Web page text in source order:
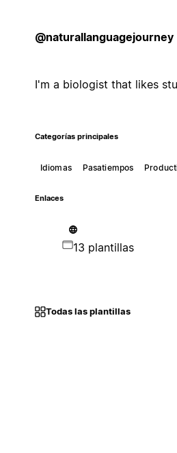
@naturallanguagejourney
I'm a biologist that likes
Categorías principales
Idiomas Pasatiempos
Enlaces
13 plantillas
Todas las plantillas